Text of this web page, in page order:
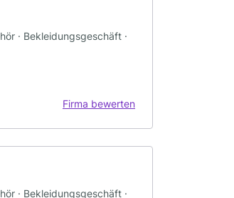
· Bekleidungsgeschäft ·
Firma bewerten
· Bekleidungsgeschäft ·